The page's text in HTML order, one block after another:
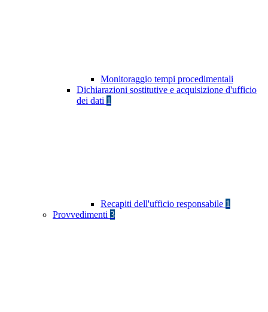
Monitoraggio tempi procedimentali
Dichiarazioni sostitutive e acquisizione d'ufficio
dei dati 1
Recapiti dell'ufficio responsabile 1
Provvedimenti 3